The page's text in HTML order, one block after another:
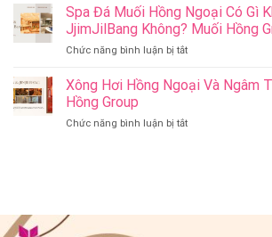
&
Jjim
Muối
Bang
Đà
Muối
Group
Nên
Thay
Đổi
Spa
Liệu
Onsen
Spa Đá Muối Hồng Ngoại Có Gì
JjimJilBang Không? Muối Hồng
Chức năng bình luận bị tắtở
Đá
Muối
Ngoại
JjimJilBang
Xông Hơi Hồng Ngoại Và Ngâm
Hồng Group
Chức năng bình luận bị tắtở
Ngâm